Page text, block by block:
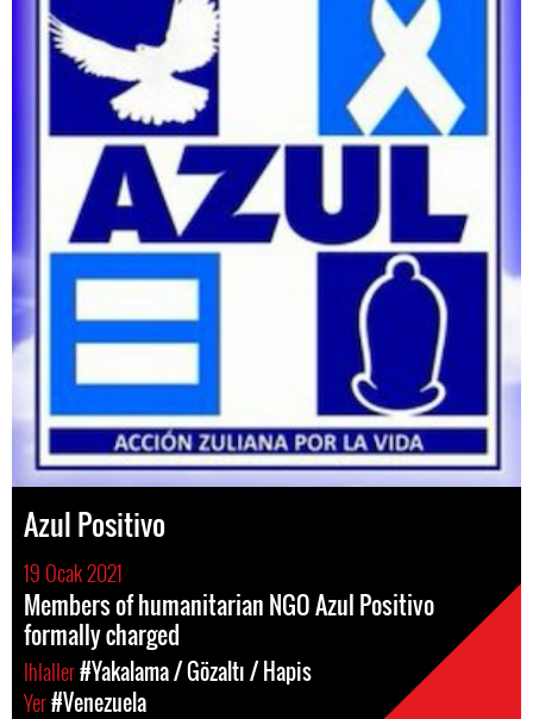
Azul Positivo
19 Ocak 2021
Members of humanitarian NGO Azul Positivo
formally charged
Ihlaller#Yakalama / Gözaltı / Hapis
Yer#Venezuela